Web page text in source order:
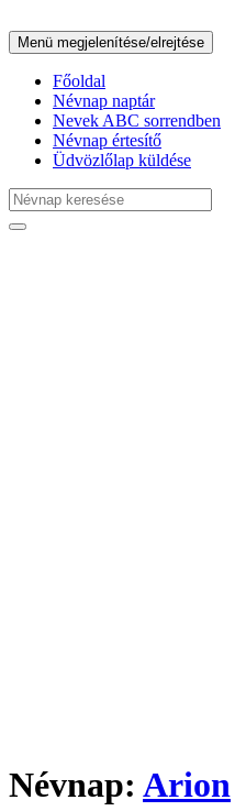
Menü megjelenítése/elrejtése
Főoldal
Névnap naptár
Nevek ABC sorrendben
Névnap értesítő
Üdvözlőlap küldése
Névnap: Arion